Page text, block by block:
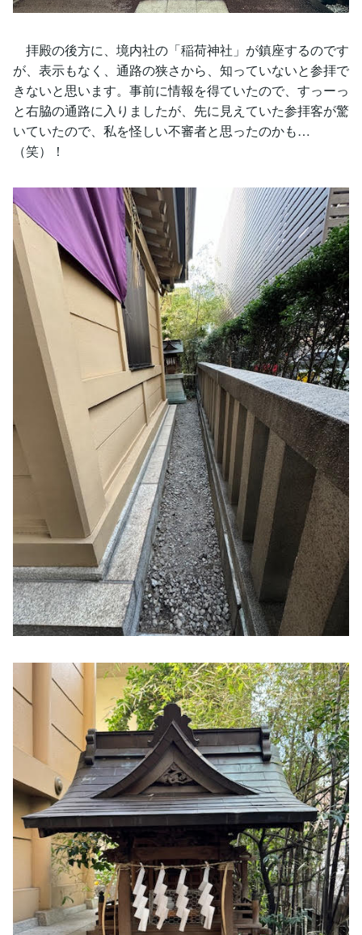
拝殿の後方に、境内社の「稲荷神社」が鎮座するのです
が、表示もなく、通路の狭さから、知っていないと参拝で
きないと思います。事前に情報を得ていたので、すっーっ
と右脇の通路に入りましたが、先に見えていた参拝客が驚
いていたので、私を怪しい不審者と思ったのかも…
（笑）！